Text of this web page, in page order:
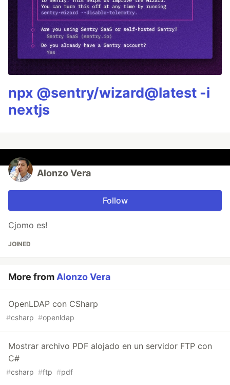
npx @sentry/wizard@latest -i
nextjs
Alonzo Vera
Follow
Cjomo es!
JOINED
More from Alonzo Vera
OpenLDAP con CSharp
#csharp #openldap
Mostrar archivo PDF alojado en un servidor FTP con
C#
#csharp #ftp #pdf